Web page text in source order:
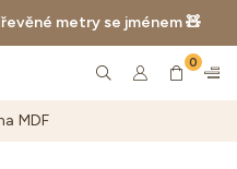
metry se jménem 🧸
0
MDF